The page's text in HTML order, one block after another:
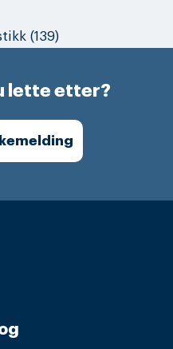
(139)
lette etter?